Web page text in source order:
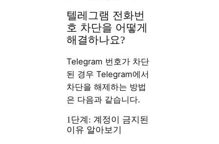
텔레그램 전화번
호 차단을 어떻게
해결하나요?
Telegram 번호가 차단
된 경우 Telegram에서
차단을 해제하는 방법
은 다음과 같습니다.
1단계: 계정이 금지된
이유 알아보기